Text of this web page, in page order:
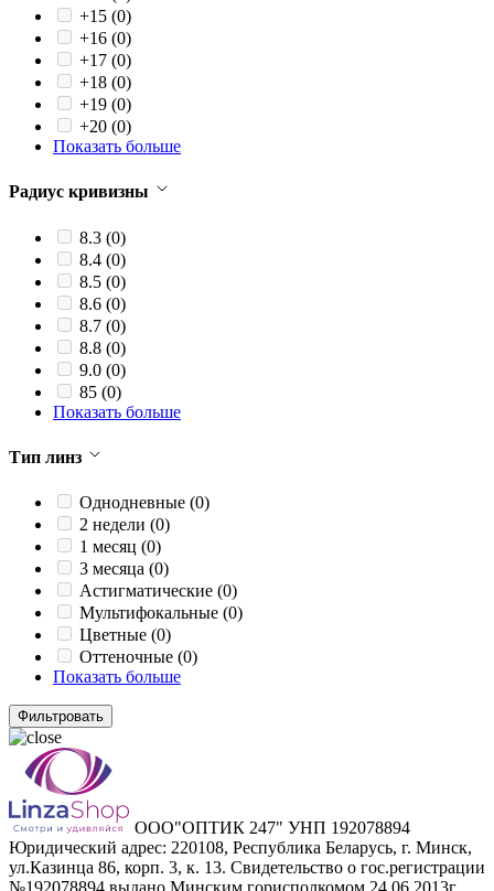
+15 (0)
+16 (0)
+17 (0)
+18 (0)
+19 (0)
+20 (0)
Показать больше
Радиус кривизны
8.3 (0)
8.4 (0)
8.5 (0)
8.6 (0)
8.7 (0)
8.8 (0)
9.0 (0)
85 (0)
Показать больше
Тип линз
Однодневные (0)
2 недели (0)
1 месяц (0)
3 месяца (0)
Астигматические (0)
Мультифокальные (0)
Цветные (0)
Оттеночные (0)
Показать больше
Фильтровать
ООО"ОПТИК 247" УНП 192078894
Юридический адрес: 220108, Республика Беларусь, г. Минск,
ул.Казинца 86, корп. 3, к. 13. Свидетельство о гос.регистрации